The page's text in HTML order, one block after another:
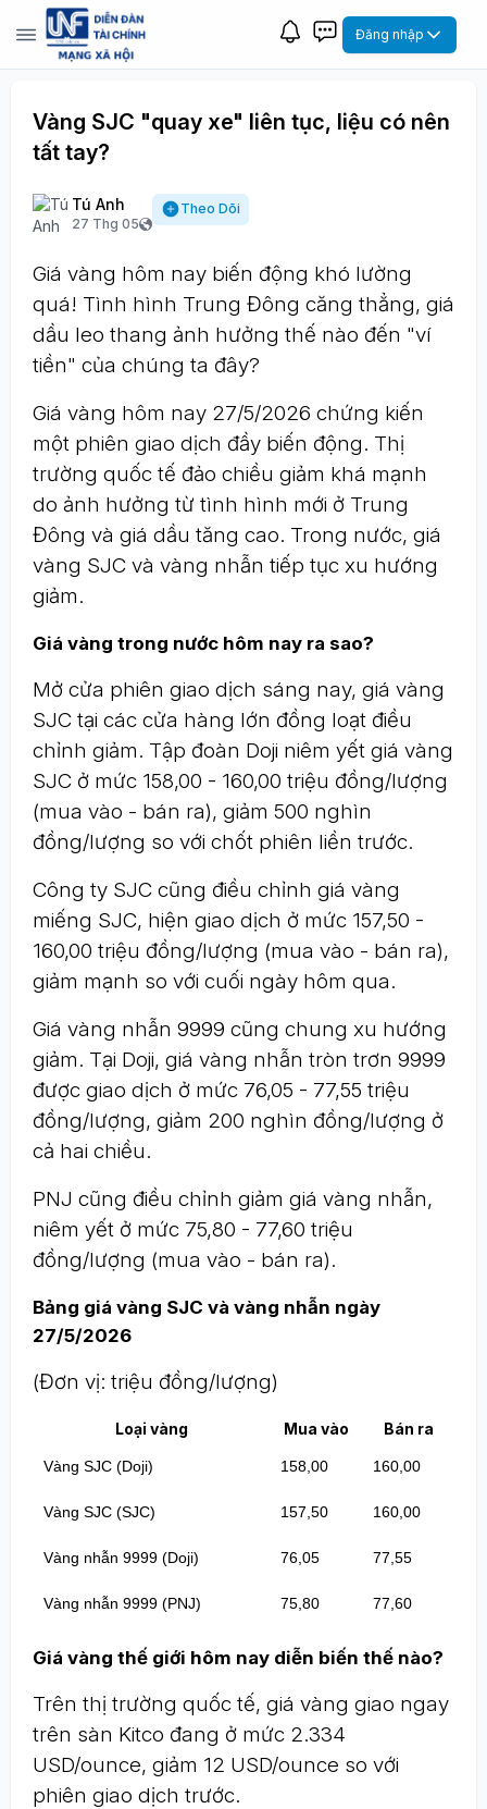
Đăng nhập
Vàng SJC "quay xe" liên tục, liệu có nên
tất tay?
Tú Anh
27 Thg 05
Theo Dõi
Giá vàng hôm nay biến động khó lường
quá! Tình hình Trung Đông căng thẳng, giá
dầu leo thang ảnh hưởng thế nào đến "ví
tiền" của chúng ta đây?
Giá vàng hôm nay 27/5/2026 chứng kiến
một phiên giao dịch đầy biến động. Thị
trường quốc tế đảo chiều giảm khá mạnh
do ảnh hưởng từ tình hình mới ở Trung
Đông và giá dầu tăng cao. Trong nước, giá
vàng SJC và vàng nhẫn tiếp tục xu hướng
giảm.
Giá vàng trong nước hôm nay ra sao?
Mở cửa phiên giao dịch sáng nay, giá vàng
SJC tại các cửa hàng lớn đồng loạt điều
chỉnh giảm. Tập đoàn Doji niêm yết giá vàng
SJC ở mức 158,00 - 160,00 triệu đồng/lượng
(mua vào - bán ra), giảm 500 nghìn
đồng/lượng so với chốt phiên liền trước.
Công ty SJC cũng điều chỉnh giá vàng
miếng SJC, hiện giao dịch ở mức 157,50 -
160,00 triệu đồng/lượng (mua vào - bán ra),
giảm mạnh so với cuối ngày hôm qua.
Giá vàng nhẫn 9999 cũng chung xu hướng
giảm. Tại Doji, giá vàng nhẫn tròn trơn 9999
được giao dịch ở mức 76,05 - 77,55 triệu
đồng/lượng, giảm 200 nghìn đồng/lượng ở
cả hai chiều.
PNJ cũng điều chỉnh giảm giá vàng nhẫn,
niêm yết ở mức 75,80 - 77,60 triệu
đồng/lượng (mua vào - bán ra).
Bảng giá vàng SJC và vàng nhẫn ngày
27/5/2026
(Đơn vị: triệu đồng/lượng)
Loại vàng Mua vào Bán ra
Vàng SJC (Doji) 158,00 160,00
Vàng SJC (SJC) 157,50 160,00
Vàng nhẫn 9999 (Doji) 76,05 77,55
Vàng nhẫn 9999 (PNJ) 75,80 77,60
Giá vàng thế giới hôm nay diễn biến thế nào?
Trên thị trường quốc tế, giá vàng giao ngay
trên sàn Kitco đang ở mức 2.334
USD/ounce, giảm 12 USD/ounce so với
phiên giao dịch trước.